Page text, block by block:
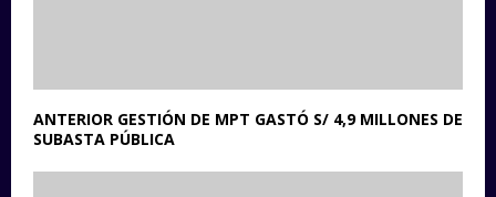
ANTERIOR GESTIÓN DE MPT GASTÓ S/ 4,9 MILLONES DE
SUBASTA PÚBLICA